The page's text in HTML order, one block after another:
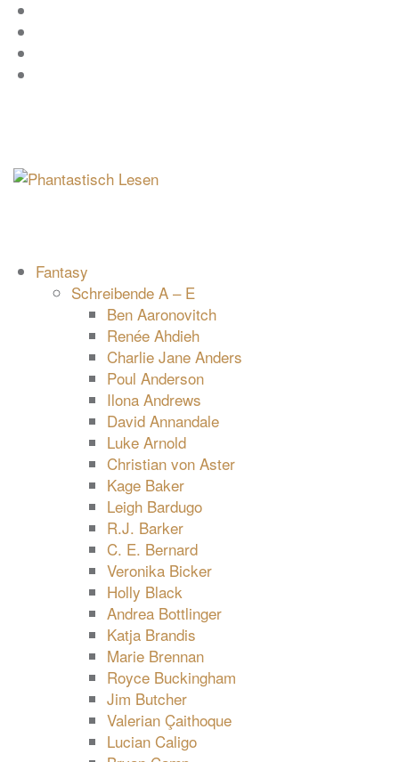
Zum
Inhalt
springen
Fantasy
Schreibende A – E
Ben Aaronovitch
Renée Ahdieh
Charlie Jane Anders
Poul Anderson
Ilona Andrews
David Annandale
Luke Arnold
Christian von Aster
Kage Baker
Leigh Bardugo
R.J. Barker
C. E. Bernard
Veronika Bicker
Holly Black
Andrea Bottlinger
Katja Brandis
Marie Brennan
Royce Buckingham
Jim Butcher
Valerian Çaithoque
Lucian Caligo